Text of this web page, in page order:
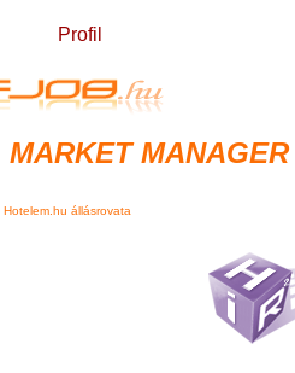
Profil
MARKET
állásrovata